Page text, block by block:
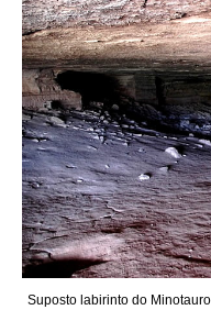
Suposto labirinto do